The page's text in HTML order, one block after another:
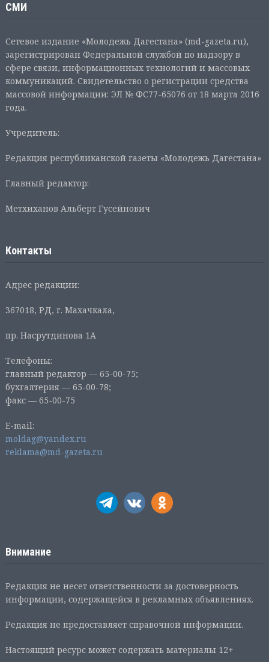
СМИ
Сетевое издание «Молодежь Дагестана» (md-gazeta.ru),
зарегистрирован Федеральной службой по надзору в
сфере связи, информационных технологий и массовых
коммуникаций. Свидетельство о регистрации средства
массовой информации: ЭЛ № ФС77-65076 от 18 марта 2016
года.
Учредитель:
Редакция республиканской газеты «Молодежь Дагестана»
Главный редактор:
Метхиханов Альберт Гусейнович
Контакты
Адрес редакции:
367018, РД, г. Махачкала,
пр. Насрутдинова 1А
Телефоны:
главный редактор — 65-00-75;
бухгалтерия — 65-00-78;
факс — 65-00-75
E-mail:
moldag@yandex.ru
reklama@md-gazeta.ru
Внимание
Редакция не несет ответственности за достоверность
информации, содержащейся в рекламных объявлениях.
Редакция не предоставляет справочной информации.
Настоящий ресурс может содержать материалы 12+